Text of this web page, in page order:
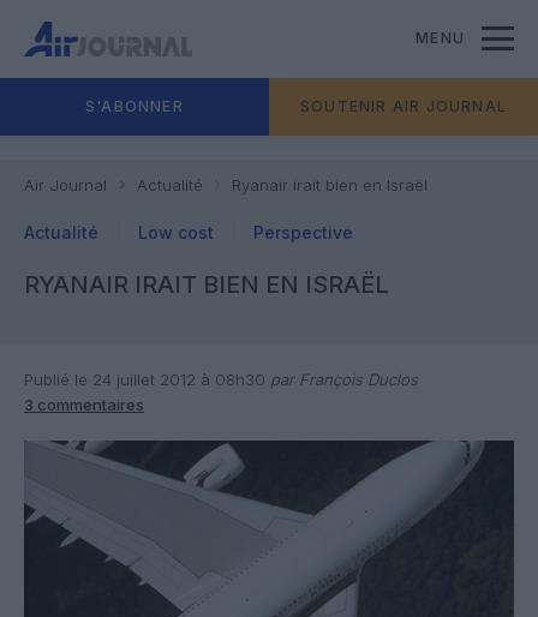
MENU
S'ABONNER SOUTENIR AIR JOURNAL
Air Journal Actualité Ryanair irait bien en Israël
Actualité Low cost Perspective
RYANAIR IRAIT BIEN EN ISRAËL
Publié le 24 juillet 2012 à 08h30 par François Duclos
3 commentaires